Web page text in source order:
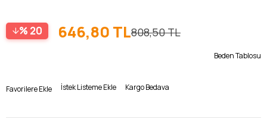
20 808,50 TL
646,80 TL
Beden Tablosu
Favorilere Ekle İstek Listeme Ekle Kargo Bedava